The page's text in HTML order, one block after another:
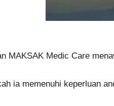
MAKSAK Medic Care
ia memenuhi keperluan